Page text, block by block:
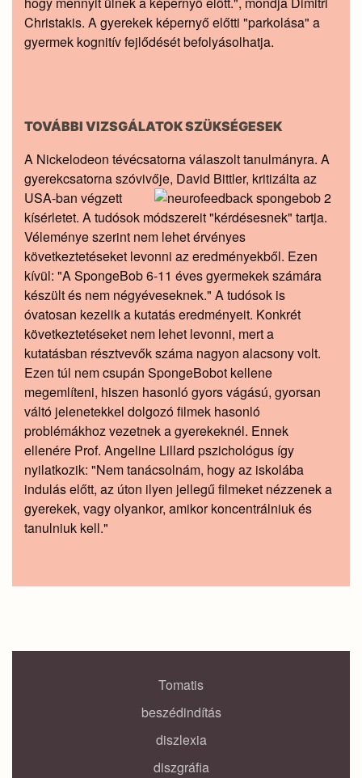
Christakis. A gyerekek képernyő előtti "parkolása" a
gyermek kognitív fejlődését befolyásolhatja.
TOVÁBBI VIZSGÁLATOK SZÜKSÉGESEK
A Nickelodeon tévécsatorna válaszolt tanulmányra. A
gyerekcsatorna szóvivője, David Bittler, kritizálta az
USA-ban végzett
kísérletet. A tudósok módszereit "kérdésesnek" tartja.
Véleménye szerint nem lehet érvényes
következtetéseket levonni az eredményekből. Ezen
kívül: "A SpongeBob 6-11 éves gyermekek számára
készült és nem négyéveseknek." A tudósok is
óvatosan kezelik a kutatás eredményeit. Konkrét
következtetéseket nem lehet levonni, mert a
kutatásban résztvevők száma nagyon alacsony volt.
Ezen túl nem csupán SpongeBobot kellene
megemlíteni, hiszen hasonló gyors vágású, gyorsan
váltó jelenetekkel dolgozó filmek hasonló
problémákhoz vezetnek a gyerekeknél. Ennek
ellenére Prof. Angeline Lillard pszichológus így
nyilatkozik: "Nem tanácsolnám, hogy az iskolába
indulás előtt, az úton ilyen jellegű filmeket nézzenek a
gyerekek, vagy olyankor, amikor koncentrálniuk és
tanulniuk kell."
Tomatis
beszédindítás
diszlexia
diszgráfia